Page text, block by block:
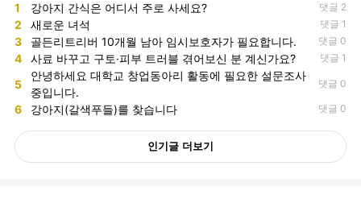
1 강아지 간식은 어디서 주로 사세요? 댓글 2
2 새로운 녀석 댓글 1
3 골든리트리버 10개월 남아 임시보호자가 필요합니다. 댓글 0
4 사료 바꾸고 구토·피부 트러블 겪어보신 분 계신가요? 댓글 1
5
안녕하세요 대학교 창업동아리 활동에 필요한 설문조사
중입니다.
댓글 0
6 강아지(갈색푸들)를 찾습니다 댓글 0
인기글 더보기